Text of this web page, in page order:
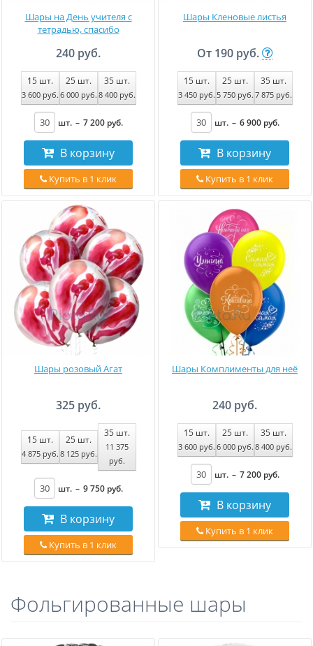
Шары на День учителя с
тетрадью, спасибо
240 руб.
15шт.
3 600 руб.
25шт.
6 000 руб.
35шт.
8 400 руб.
шт. – 7 200 руб.
В корзину
Купить в 1 клик
Шары Кленовые листья
От 190 руб.
15шт.
3 450 руб.
25шт.
5 750 руб.
35шт.
7 875 руб.
шт. – 6 900 руб.
В корзину
Купить в 1 клик
Шары розовый Агат
325 руб.
15шт.
4 875 руб.
25шт.
8 125 руб.
35шт.
11 375
руб.
шт. – 9 750 руб.
В корзину
Купить в 1 клик
Шары Комплименты для неё
240 руб.
15шт.
3 600 руб.
25шт.
6 000 руб.
35шт.
8 400 руб.
шт. – 7 200 руб.
В корзину
Купить в 1 клик
Фольгированные шары